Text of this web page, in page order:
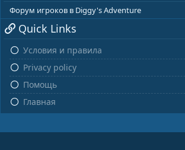
Форум игроков в Diggy's Adventure
Quick Links
Условия и правила
Privacy policy
Помощь
Главная